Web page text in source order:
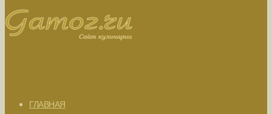
ГЛАВНАЯ